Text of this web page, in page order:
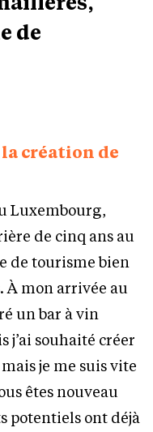
de
création de
Luxembourg,
de cinq ans au
de tourisme bien
À mon arrivée au
un bar à vin
j’ai souhaité créer
je me suis vite
êtes nouveau
potentiels ont déjà